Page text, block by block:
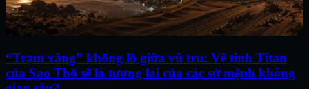
“Trạm xăng” khổng lồ giữa vũ trụ: Vệ tinh Titan
của Sao Thổ sẽ là tương lai của các sứ mệnh không